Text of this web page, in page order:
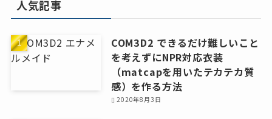
人気記事
COM3D2 できるだけ難しいこと
を考えずにNPR対応衣装
（matcapを用いたテカテカ質
感）を作る方法
2020年8月3日